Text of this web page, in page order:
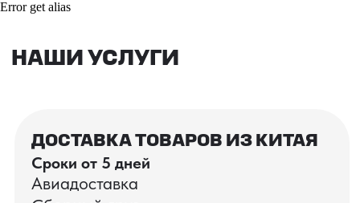
Error get alias
упаковки и отправки оптовых партий
смотрите в нашем Telegram-канале